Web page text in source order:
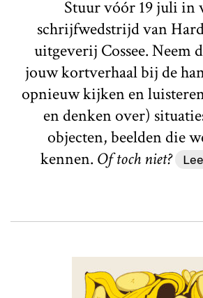
Stuur vóór 19 juli in
schrijfwedstrijd van
uitgeverij Cossee. Neem
jouw kortverhaal bij de
opnieuw kijken en
en denken over)
objecten, beelden die
kennen. Of toch niet?